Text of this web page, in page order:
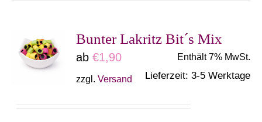
auf.
Die
Optionen
Bunter Lakritz Bit´s Mix
ab€1,90 Enthält 7% MwSt.
zzgl.Versand Lieferzeit: 3-5 Werktage